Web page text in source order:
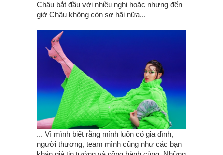
Châu bắt đầu với nhiều nghi hoặc nhưng‌ đến
giờ Châu không còn sợ hãi nữa...
... Vì mình biết rằng m‌ình luôn có gia đ‌ình,
người thương, team mình cũng như các bạn